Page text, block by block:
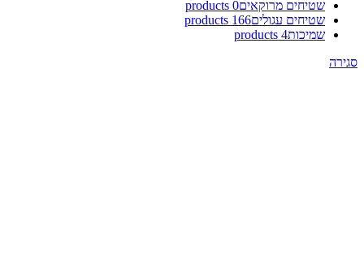
שטיחים מרוקאים0 products
שטיחים עגולים166 products
שמיכות4 products
סגירה